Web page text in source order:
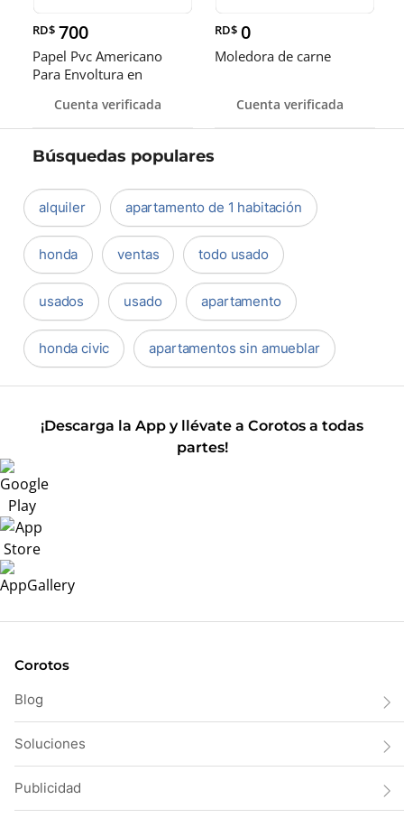
RD$ 700
Papel Pvc Americano
Para Envoltura en
pulgadas
Cuenta verificada
RD$ 0
Moledora de carne
Cuenta verificada
Búsquedas populares
alquiler apartamento de 1 habitación
honda ventas todo usado
usados usado apartamento
honda civic apartamentos sin amueblar
¡Descarga la App y llévate a Corotos a todas
partes!
Corotos
Blog
Soluciones
Publicidad